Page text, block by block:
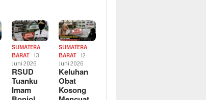
SUMATERA
BARAT
13
Juni 2026
RSUD
Tuanku
Imam
SUMATERA
BARAT
12
Juni 2026
Keluhan
Obat
Kosong